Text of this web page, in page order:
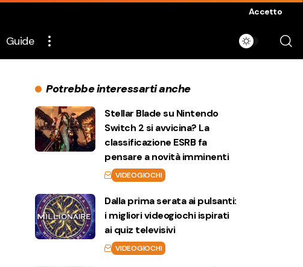
Accetto
Guide
Potrebbe interessarti anche
Stellar Blade su Nintendo
Switch 2 si avvicina? La
classificazione ESRB fa
pensare a novità imminenti
VIDEOGIOCHI
Dalla prima serata ai pulsanti:
i migliori videogiochi ispirati
ai quiz televisivi
VIDEOGIOCHI